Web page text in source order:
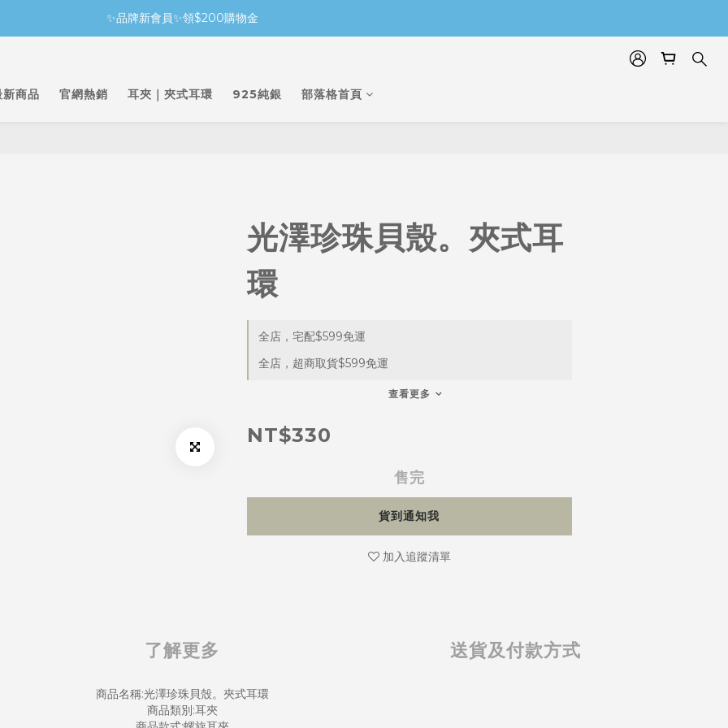
✨品牌新會員✨領$200購物金
新商品 官網熱銷 耳夾｜夾式耳環 925純銀 部落格首頁
光澤珍珠貝殼。夾式耳
環
全店，宅配$599免運
全店，超商取貨$599免運
查看更多
NT$330
售完
貨到通知我
加入追蹤清單
了解更多 送貨及付款方式
商品名稱:光澤珍珠貝殼。夾式耳環
商品類別:耳夾